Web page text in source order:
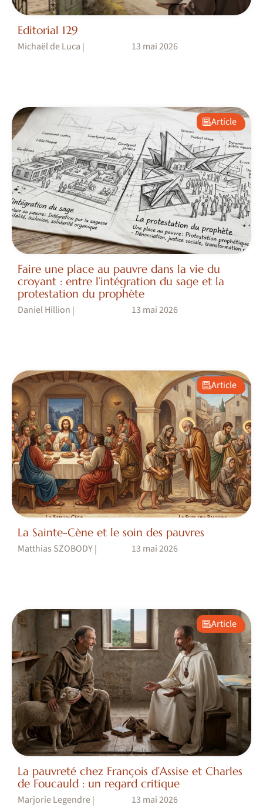
Editorial 129
Michaël de Luca | 13 mai 2026
Article
Faire une place au pauvre dans la vie du
croyant : entre l’intégration du sage et la
protestation du prophète
Daniel Hillion | 13 mai 2026
Article
La Sainte-Cène et le soin des pauvres
Matthias SZOBODY| 13 mai 2026
Article
La pauvreté chez François d’Assise et Charles
de Foucauld : un regard critique
Marjorie Legendre| 13 mai 2026